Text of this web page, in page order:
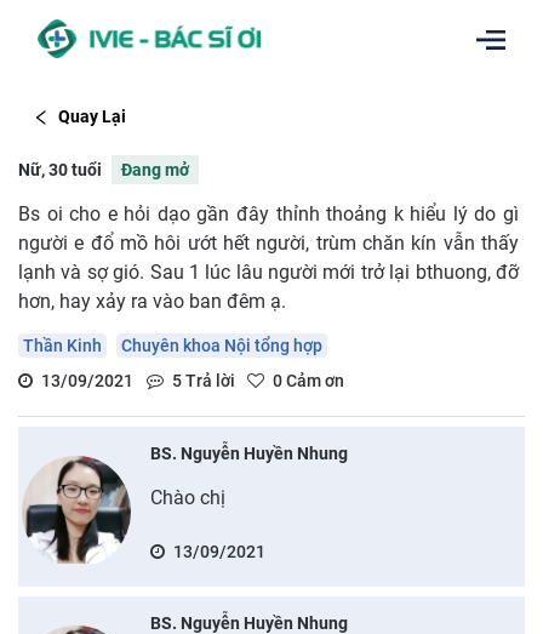
Quay Lại
Nữ, 30 tuổi Đang mở
Bs oi cho e hỏi dạo gần đây thỉnh thoảng k hiểu lý do gì
người e đổ mồ hôi ướt hết người, trùm chăn kín vẫn thấy
lạnh và sợ gió. Sau 1 lúc lâu người mới trở lại bthuong, đỡ
hơn, hay xảy ra vào ban đêm ạ.
Thần Kinh
Chuyên khoa Nội tổng hợp
13/09/2021
5Trả lời 0Cảm ơn
BS. Nguyễn Huyền Nhung
Chào chị
13/09/2021
BS. Nguyễn Huyền Nhung